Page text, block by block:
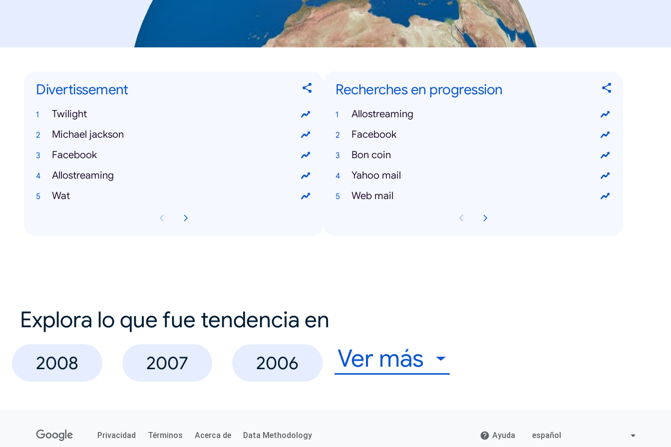
Divertissement
Twilight
Michael jackson
Facebook
Allostreaming
Wat
Recherches en progression
Allostreaming
Facebook
Bon coin
Yahoo mail
Web mail
Explora lo que fue tendencia en
2008 2007 2006 Ver más
Privacidad Términos Acerca de Data Methodology Ayuda